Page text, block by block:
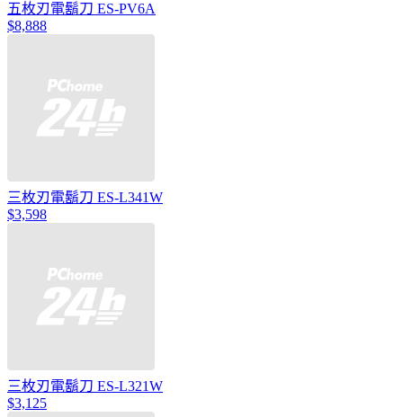
五枚刃電鬍刀 ES-PV6A
$8,888
三枚刃電鬍刀 ES-L341W
$3,598
三枚刃電鬍刀 ES-L321W
$3,125